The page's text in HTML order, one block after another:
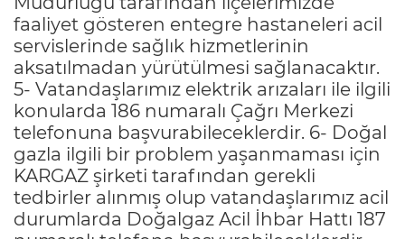
faaliyet gösteren entegre hastaneleri acil
servislerinde sağlık hizmetlerinin
aksatılmadan yürütülmesi sağlanacaktır.
5- Vatandaşlarımız elektrik arızaları ile ilgili
konularda 186 numaralı Çağrı Merkezi
telefonuna başvurabileceklerdir. 6- Doğal
gazla ilgili bir problem yaşanmaması için
KARGAZ şirketi tarafından gerekli
tedbirler alınmış olup vatandaşlarımız acil
durumlarda Doğalgaz Acil İhbar Hattı 187